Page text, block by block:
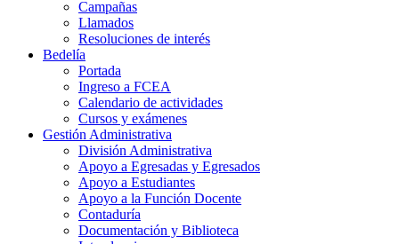
Campañas
Llamados
Resoluciones de interés
Bedelía
Portada
Ingreso a FCEA
Calendario de actividades
Cursos y exámenes
Gestión Administrativa
División Administrativa
Apoyo a Egresadas y Egresados
Apoyo a Estudiantes
Apoyo a la Función Docente
Contaduría
Documentación y Biblioteca